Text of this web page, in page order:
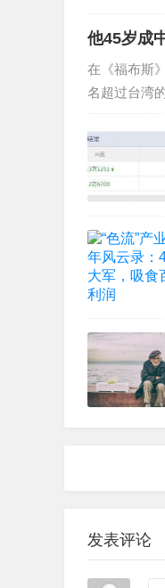
他45岁成
在《福布斯
名超过台湾
物张志东，
发表评论